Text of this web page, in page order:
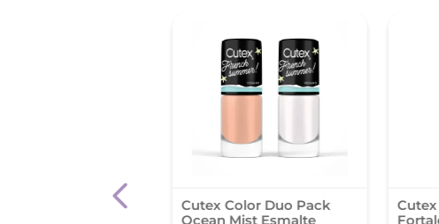
Esmalte -
Cutex Color Duo Pack
Ocean Mist Esmalte